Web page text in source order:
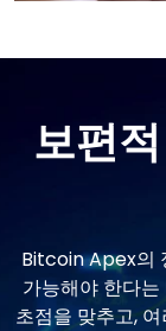
보편
Bitcoin Apex의
가능해야 한다
초점을 맞추고,